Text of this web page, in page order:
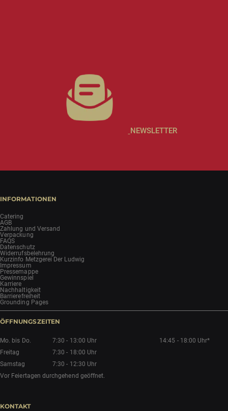
NEWSLETTER
INFORMATIONEN
Catering
AGB
Zahlung und Versand
Verpackung
FAQS
Datenschutz
Widerrufsbelehrung
Kurzinfo Metzgerei Der Ludwig
Impressum
Pressemappe
Gewinnspiel
Karriere
Nachhaltigkeit
Barrierefreiheit
Grounding Pages
ÖFFNUNGSZEITEN
Mo. bis Do. 7:30 - 13:00 Uhr
14:45 - 18:00 Uhr*
Freitag
7:30 - 18:00 Uhr
Samstag
7:30 - 12:30 Uhr
Vor Feiertagen durchgehend geöffnet.
KONTAKT